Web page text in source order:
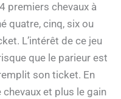
premiers chevaux à
quatre, cinq, six ou
L’intérêt de ce jeu
que le parieur est
son ticket. En
et plus le gain